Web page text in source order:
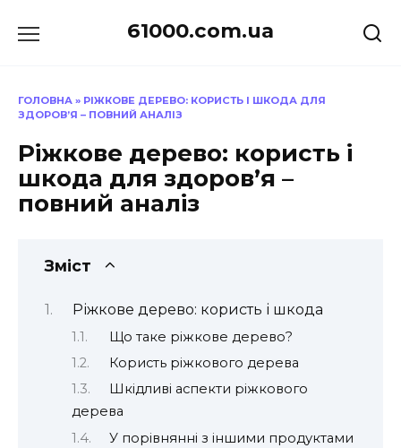
до
61000.com.ua
ГОЛОВНА » РІЖКОВЕ ДЕРЕВО: КОРИСТЬ І ШКОДА ДЛЯ
ЗДОРОВ’Я – ПОВНИЙ АНАЛІЗ
Ріжкове дерево: користь і
шкода для здоров’я –
повний аналіз
Зміст
Ріжкове дерево: користь і шкода
Що таке ріжкове дерево?
Користь ріжкового дерева
Шкідливі аспекти ріжкового
дерева
У порівнянні з іншими продуктами